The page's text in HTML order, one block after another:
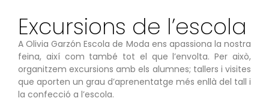
Excursions de l’escola
A Olivia Garzón Escola de Moda ens apassiona la nostra
feina, així com també tot el que l’envolta. Per això,
organitzem excursions amb els alumnes; tallers i visites
que aporten un grau d’aprenentatge més enllà del tall i
la confecció a l’escola.